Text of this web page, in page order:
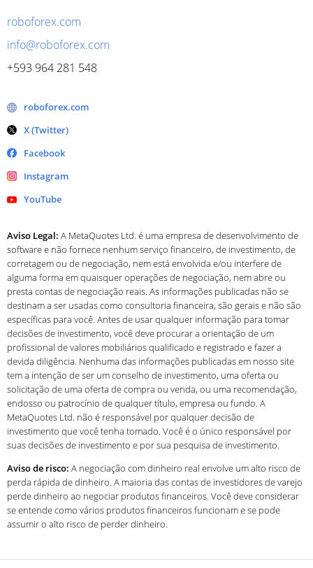
roboforex.com
info@roboforex.com
+593 964 281 548
roboforex.com
X (Twitter)
Facebook
Instagram
YouTube
Aviso Legal: A MetaQuotes Ltd. é uma empresa de desenvolvimento de
software e não fornece nenhum serviço financeiro, de investimento, de
corretagem ou de negociação, nem está envolvida e/ou interfere de
alguma forma em quaisquer operações de negociação, nem abre ou
presta contas de negociação reais. As informações publicadas não se
destinam a ser usadas como consultoria financeira, são gerais e não são
específicas para você. Antes de usar qualquer informação para tomar
decisões de investimento, você deve procurar a orientação de um
profissional de valores mobiliários qualificado e registrado e fazer a
devida diligência. Nenhuma das informações publicadas em nosso site
tem a intenção de ser um conselho de investimento, uma oferta ou
solicitação de uma oferta de compra ou venda, ou uma recomendação,
endosso ou patrocínio de qualquer título, empresa ou fundo. A
MetaQuotes Ltd. não é responsável por qualquer decisão de
investimento que você tenha tomado. Você é o único responsável por
suas decisões de investimento e por sua pesquisa de investimento.
Aviso de risco: A negociação com dinheiro real envolve um alto risco de
perda rápida de dinheiro. A maioria das contas de investidores de varejo
perde dinheiro ao negociar produtos financeiros. Você deve considerar
se entende como vários produtos financeiros funcionam e se pode
assumir o alto risco de perder dinheiro.